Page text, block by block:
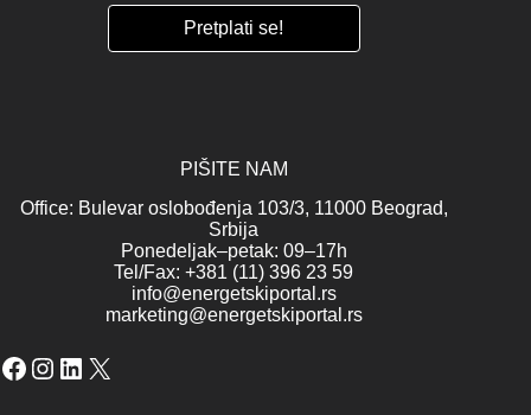
PIŠITE NAM
Office: Bulevar oslobođenja 103/3, 11000 Beograd,
Srbija
Ponedeljak–petak: 09–17h
Tel/Fax: +381 (11) 396 23 59
info@energetskiportal.rs
marketing@energetskiportal.rs
Facebook
Instagram
LinkedIn
X